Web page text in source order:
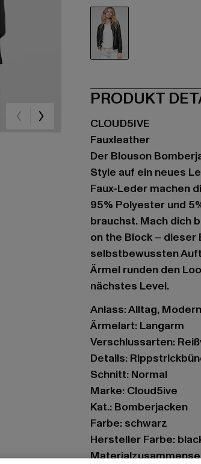
PRODUKT
CLOUD5IVE
Fauxleather
Der Blouson
Style auf ein neues
Faux-Leder machen
95% Polyester und
brauchst. Mach dich
on the Block – dieser
selbstbewussten
Ärmel runden den
nächstes Level.
Anlass: Alltag,
Ärmelart: Langarm
Verschlussarten:
Details:
Schnitt: Normal
Marke: Cloud5ive
Kat.: Bomberjacken
Farbe: schwarz
Hersteller Farbe: